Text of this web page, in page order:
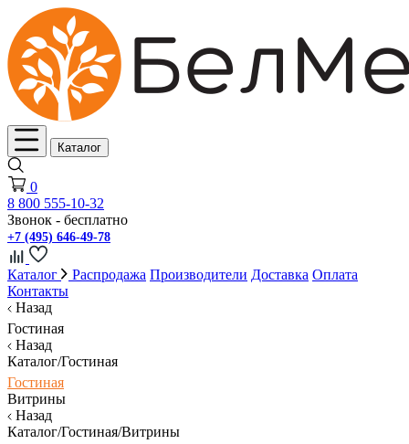
Каталог
0
8 800 555-10-32
Звонок - бесплатно
+7 (495) 646-49-78
Каталог Распродажа Производители Доставка Оплата
Контакты
Назад
Гостиная
Назад
Каталог/Гостиная
Гостиная
Витрины
Назад
Каталог/Гостиная/Витрины